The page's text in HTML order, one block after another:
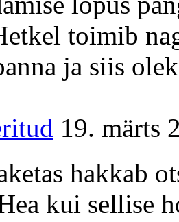
toimib
ja siis
19. märts
hakkab
kui sellise